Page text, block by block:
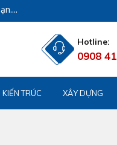
Hotline:
0908
KIẾN TRÚC XÂY DỰNG